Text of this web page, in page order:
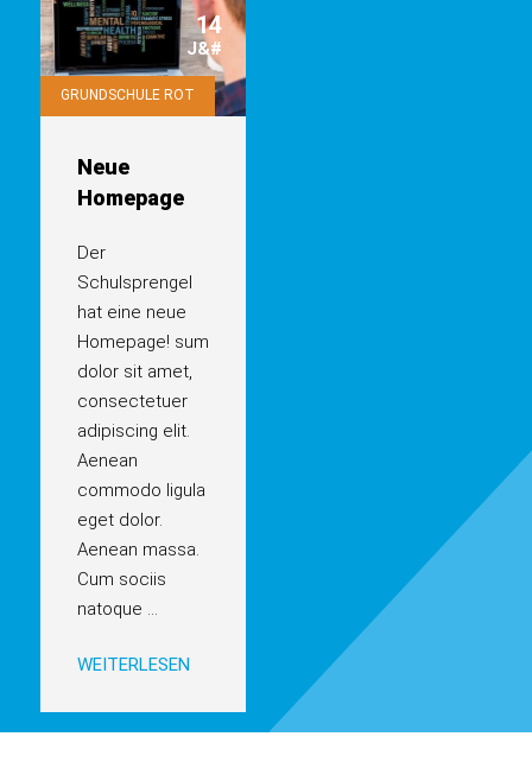
14
J&#
GRUNDSCHULE ROT
Neue
Homepage
Der
Schulsprengel
hat eine neue
Homepage! sum
dolor sit amet,
consectetuer
adipiscing elit.
Aenean
commodo ligula
eget dolor.
Aenean massa.
Cum sociis
natoque ...
WEITERLESEN